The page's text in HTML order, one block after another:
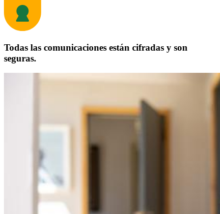
Todas las comunicaciones están cifradas y son
seguras.